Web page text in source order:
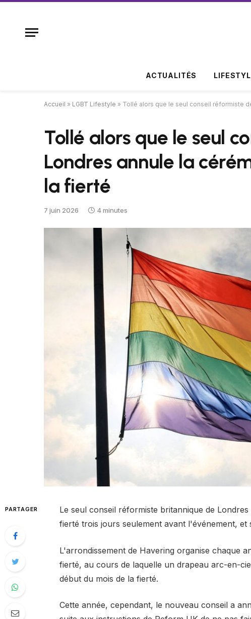
ACTUALITÉS
Accueil » LGBT Lifestyle » Tollé alors que le seul conseil réformiste
Tollé alors que le seul
Londres annule la
la fierté
7 juin 2026 4 minutes
PARTAGER
Le seul conseil réformiste britannique de
fierté trois jours seulement avant l'événement, et
L'arrondissement de Havering organise chaque
fierté, au cours de laquelle un drapeau arc-en-
début du mois de la fierté.
Cette année, cependant, le nouveau conseil a